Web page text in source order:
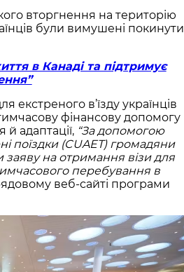
вторгнення на територію
були вимушені покинути
в Канаді та підтримує
екстреного в’їзду українців
фінансову допомогу
адаптації, “За допомогою
поїздки (CUAET) громадяни
заяву на отримання візи для
перебування в
веб-сайті програми